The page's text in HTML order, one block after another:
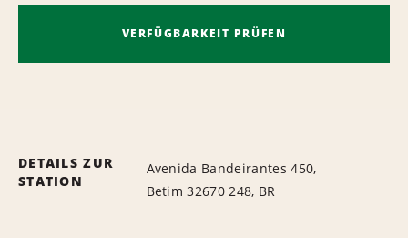
VERFÜGBARKEIT PRÜFEN
DETAILS ZUR
STATION
Avenida Bandeirantes 450,
Betim 32670 248, BR